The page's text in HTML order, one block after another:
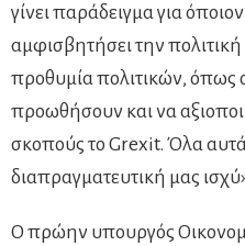
γίνει παράδειγμα για
αμφισβητήσει την πολιτική
προθυμία πολιτικών, όπως
προωθήσουν και να
σκοπούς το Grexit. Όλα
διαπραγματευτική μας
O πρώην υπουργός